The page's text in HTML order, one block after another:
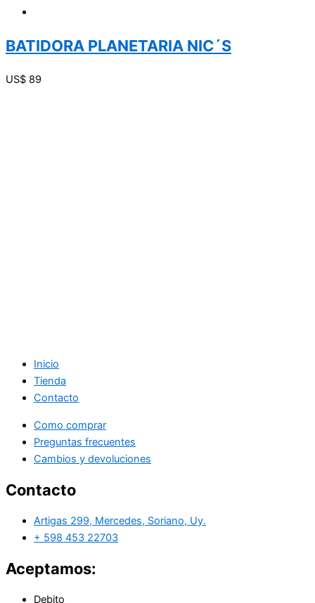
BATIDORA PLANETARIA NIC´S
US$ 89
Inicio
Tienda
Contacto
Como comprar
Preguntas frecuentes
Cambios y devoluciones
Contacto
Artigas 299, Mercedes, Soriano, Uy.
+ 598 453 22703
Aceptamos:
Debito